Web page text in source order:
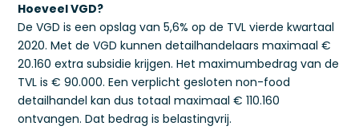
Hoeveel VGD?
De VGD is een opslag van 5,6% op de TVL vierde kwartaal
2020. Met de VGD kunnen detailhandelaars maximaal €
20.160 extra subsidie krijgen. Het maximumbedrag van de
TVL is € 90.000. Een verplicht gesloten non-food
detailhandel kan dus totaal maximaal € 110.160
ontvangen. Dat bedrag is belastingvrij.